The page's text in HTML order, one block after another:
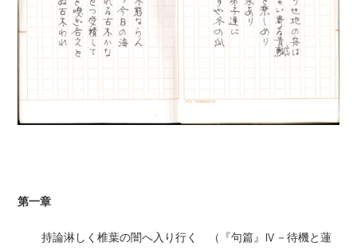
第一章
持論淋しく椎葉の闇へ入り行く （『句篇』Ⅳ－待機と蓮